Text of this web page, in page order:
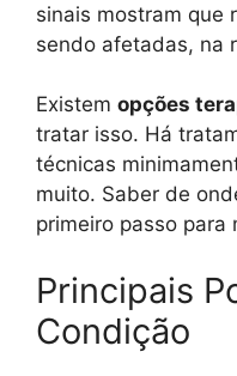
sinais mostram que
sendo afetadas, na
Existem opções
tratar isso. Há
técnicas
muito. Saber de
primeiro passo para
Principais
Condição